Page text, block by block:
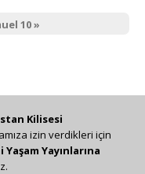
10 »
Kilisesi
izin verdikleri için
Yaşam Yayınlarına